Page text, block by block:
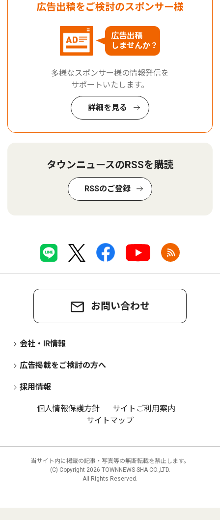
広告出稿をご検討のスポンサー様
広告出稿
しませんか？
多様なスポンサー様の情報発信を
サポートいたします。
詳細を見る
タウンニュースのRSSを購読
RSSのご登録
お問い合わせ
会社・IR情報
広告掲載をご検討の方へ
採用情報
個人情報保護方針
サイトご利用案内
サイトマップ
当サイト内に掲載の記事・写真等の無断転載を禁止します。
(C) Copyright 2026 TOWNNEWS-SHA CO.,LTD.
All Rights Reserved.